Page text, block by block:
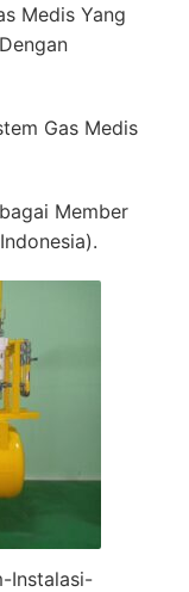
Medis Yang
Gas Medis
Member
Instalasi-